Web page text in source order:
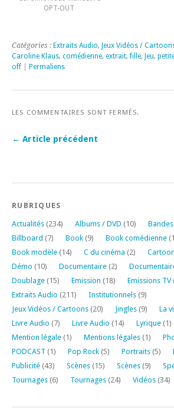
OPT-OUT
Catégories : Extraits Audio, Jeux Vidéos /
Caroline Klaus, comédienne, extrait,fille, Jeu,
off
Permaliens
LES COMMENTAIRES SONT FERMÉS.
← Article précédent
RUBRIQUES
Actualités (234) Albums / DVD (10)
Billboard (7) Book (9) Book comédienne
Book modèle (14) C du cinéma (2) Cartoon
Démo (10) Documentaire (2)
Doublage (15) Emission (18) Emissions TV
Extraits Audio (211) Institutionnels (9)
Jeux Vidéos / Cartoons (20) Jingles (9) La
Livre Audio (7) Livre Audio (14) Lyrique (1)
Mention légale (1) Mentions légales (1)
PODCAST (1) Pop Rock (5) Portraits (5)
Publicité (43) Scènes (15) Scènes (9)
Tournages (6) Tournages (24) Vidéos (34)